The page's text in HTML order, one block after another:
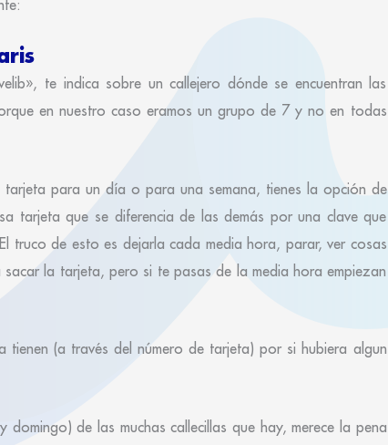
te indica sobre un callejero dónde se encuentran las
en nuestro caso eramos un grupo de 7 y no en todas
para un día o para una semana, tienes la opción de
tarjeta que se diferencia de las demás por una clave que
truco de esto es dejarla cada media hora, parar, ver cosas
la tarjeta, pero si te pasas de la media hora empiezan
(a través del número de tarjeta) por si hubiera algun
de las muchas callecillas que hay, merece la pena